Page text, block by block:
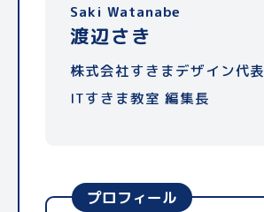
Saki Watanabe
渡辺さき
株式会社すきまデザイン代表
ITすきま教室 編集長
プロフィール